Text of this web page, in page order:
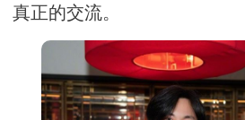
真正的交流。